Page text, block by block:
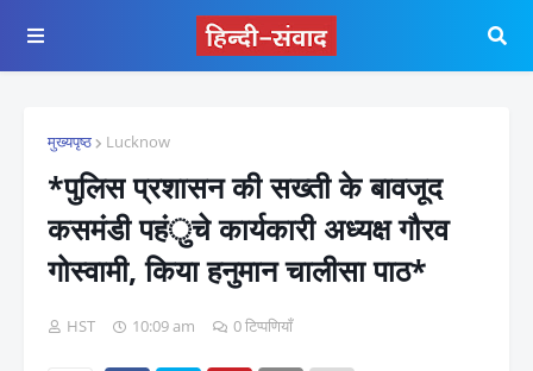
मुख्यपृष्ठ Lucknow
*पुलिस प्रशासन की सख्ती के बावजूद
कसमंडी पहंुचे कार्यकारी अध्यक्ष गौरव
गोस्वामी, किया हनुमान चालीसा पाठ*
HST 10:09 am 0 टिप्पणियाँ